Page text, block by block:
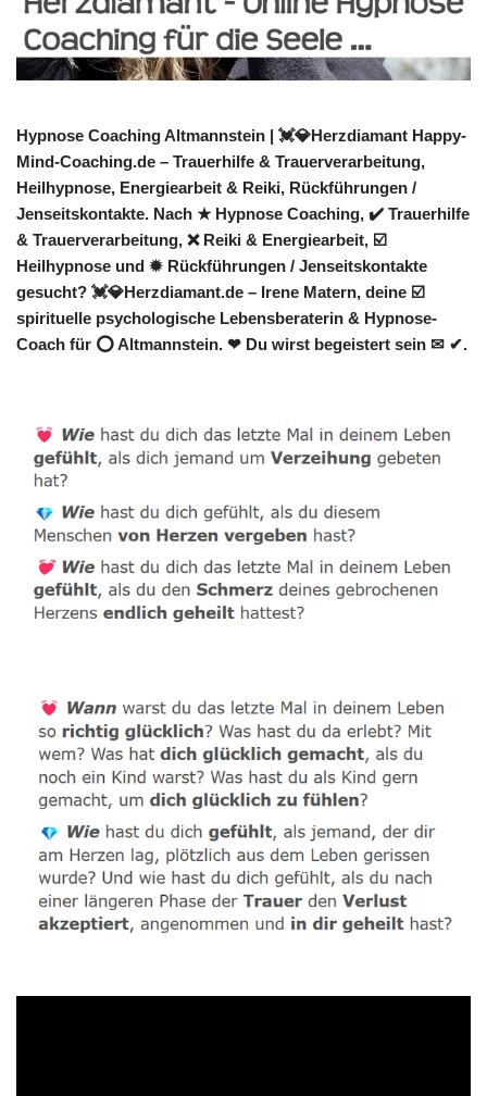
Hypnose Coaching Altmannstein | 💓️💎Herzdiamant Happy-
Mind-Coaching.de – Trauerhilfe & Trauerverarbeitung,
Heilhypnose, Energiearbeit & Reiki, Rückführungen /
Jenseitskontakte. Nach ★ Hypnose Coaching, ✔️ Trauerhilfe
& Trauerverarbeitung, ❌ Reiki & Energiearbeit, ☑️
Heilhypnose und ✹ Rückführungen / Jenseitskontakte
gesucht? 💓️💎Herzdiamant.de – Irene Matern, deine ☑️
spirituelle psychologische Lebensberaterin & Hypnose-
Coach für ⭕ Altmannstein. ❤ Du wirst begeistert sein ✉ ✔.